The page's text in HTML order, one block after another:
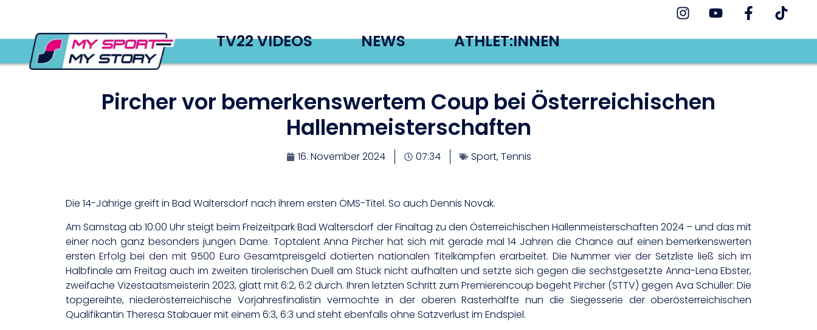
TV22 VIDEOS NEWS ATHLET:INNEN
Pircher vor bemerkenswertem Coup bei Österreichischen
Hallenmeisterschaften
16. November 2024 07:34 Sport,Tennis
Die 14-Jährige greift in Bad Waltersdorf nach ihrem ersten ÖMS-Titel. So auch Dennis Novak.
Am Samstag ab 10:00 Uhr steigt beim Freizeitpark Bad Waltersdorf der Finaltag zu den Österreichischen Hallenmeisterschaften 2024 – und das mit
einer noch ganz besonders jungen Dame. Toptalent Anna Pircher hat sich mit gerade mal 14 Jahren die Chance auf einen bemerkenswerten
ersten Erfolg bei den mit 9500 Euro Gesamtpreisgeld dotierten nationalen Titelkämpfen erarbeitet. Die Nummer vier der Setzliste ließ sich im
Halbfinale am Freitag auch im zweiten tirolerischen Duell am Stück nicht aufhalten und setzte sich gegen die sechstgesetzte Anna-Lena Ebster,
zweifache Vizestaatsmeisterin 2023, glatt mit 6:2, 6:2 durch. Ihren letzten Schritt zum Premierencoup begeht Pircher (STTV) gegen Ava Schüller: Die
topgereihte, niederösterreichische Vorjahresfinalistin vermochte in der oberen Rasterhälfte nun die Siegesserie der oberösterreichischen
Qualifikantin Theresa Stabauer mit einem 6:3, 6:3 und steht ebenfalls ohne Satzverlust im Endspiel.